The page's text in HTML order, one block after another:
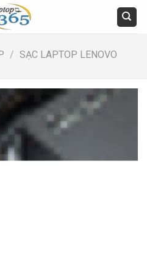
/ SẠC LAPTOP LENOVO